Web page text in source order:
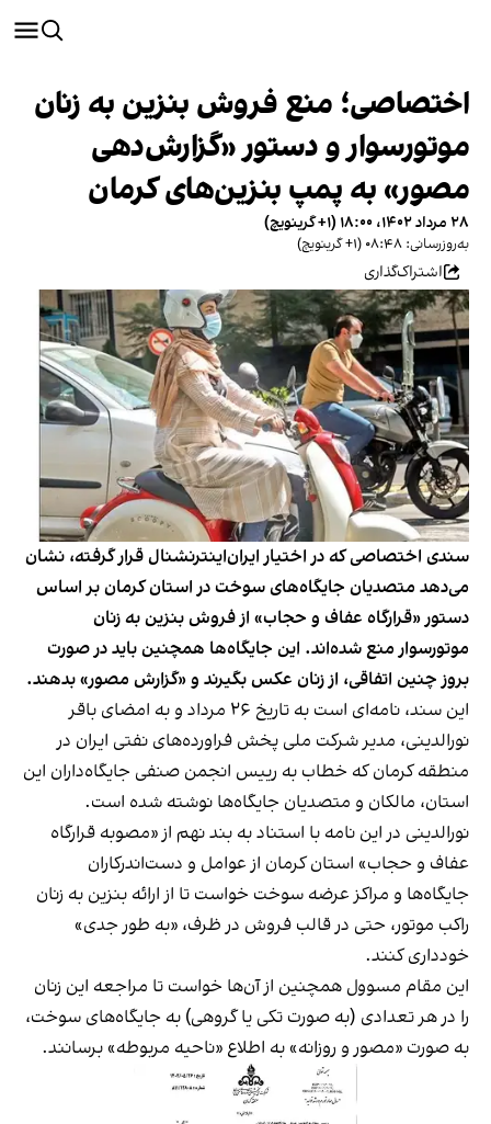
اختصاصی؛ منع فروش بنزین به زنان
موتورسوار و دستور «گزارش‌دهی
مصور» به پمپ بنزین‌های کرمان
۲۸ مرداد ۱۴۰۲، ۱۸:۰۰ (‎+۱ گرینویچ)
به‌روزرسانی: ۰۸:۴۸ (‎+۱ گرینویچ)
اشتراک‌گذاری
سندی اختصاصی که در اختیار ایران‌اینترنشنال قرار گرفته، نشان
می‌دهد متصدیان جایگاه‌های سوخت در استان کرمان بر اساس
دستور «قرارگاه عفاف و حجاب» از فروش بنزین به زنان
موتورسوار منع شده‌اند. این جایگاه‌ها همچنین باید در صورت
بروز چنین اتفاقی، از زنان عکس بگیرند و «گزارش مصور» بدهند.
این سند، نامه‌ای است به تاریخ ۲۶ مرداد و به امضای باقر
نورالدینی، مدیر شرکت ملی پخش فراورده‌های نفتی ایران در
منطقه کرمان که خطاب به رییس انجمن صنفی جایگاه‌داران این
استان، مالکان و متصدیان جایگاه‌ها نوشته شده است.
نورالدینی در این نامه با استناد به بند نهم از «مصوبه قرارگاه
عفاف و حجاب» استان کرمان از عوامل و دست‌اندرکاران
جایگاه‌ها و مراکز عرضه سوخت خواست تا از ارائه بنزین به زنان
راکب موتور، حتی در قالب فروش در ظرف، «به طور جدی»
خودداری کنند.
این مقام مسوول همچنین از آن‌ها خواست تا مراجعه این زنان
را در هر تعدادی (به صورت تکی یا گروهی) به جایگاه‌های سوخت،
به صورت «مصور و روزانه» به اطلاع «ناحیه مربوطه» برسانند.